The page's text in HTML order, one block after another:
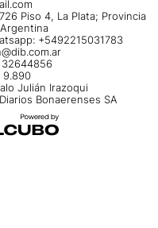
Piso 4, La Plata; Provincia
+5492215031783
32644856
9.890
Julián Irazoqui
Bonaerenses SA